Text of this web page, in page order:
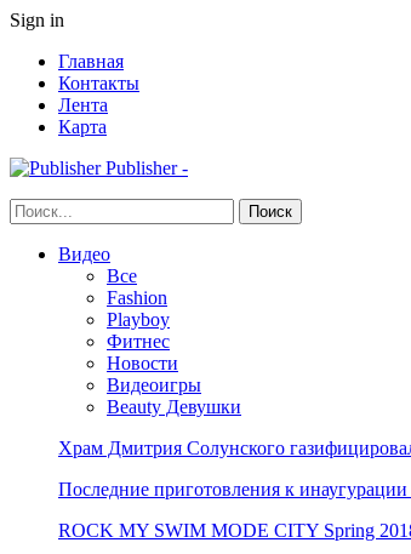
Sign in
Главная
Контакты
Лента
Карта
Publisher -
Видео
Все
Fashion
Playboy
Фитнес
Новости
Видеоигры
Beauty Девушки
Храм Дмитрия Солунского
Последние приготовления к
ROCK MY SWIM MODE CITY Spring